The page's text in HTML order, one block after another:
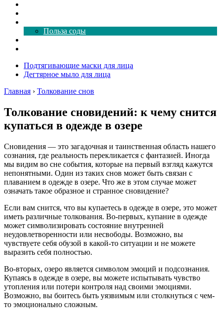
Польза соды
Подтягивающие маски для лица
Дегтярное мыло для лица
Главная › Толкование снов
Толкование сновидений: к чему снится
купаться в одежде в озере
Сновидения — это загадочная и таинственная область нашего
сознания, где реальность перекликается с фантазией. Иногда
мы видим во сне события, которые на первый взгляд кажутся
непонятными. Один из таких снов может быть связан с
плаванием в одежде в озере. Что же в этом случае может
означать такое образное и странное сновидение?
Если вам снится, что вы купаетесь в одежде в озере, это может
иметь различные толкования. Во-первых, купание в одежде
может символизировать состояние внутренней
неудовлетворенности или несвободы. Возможно, вы
чувствуете себя обузой в какой-то ситуации и не можете
выразить себя полностью.
Во-вторых, озеро является символом эмоций и подсознания.
Купаясь в одежде в озере, вы можете испытывать чувство
утопления или потери контроля над своими эмоциями.
Возможно, вы боитесь быть уязвимым или столкнуться с чем-
то эмоционально сложным.